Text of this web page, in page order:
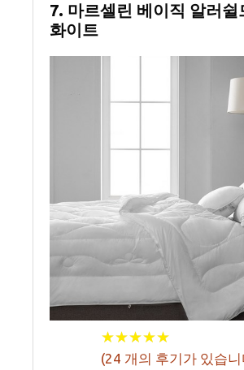
7. 마르셀린 베이직 알러쉴
화이트
★★★★★
★★★★★
(24 개의 후기가 있습니